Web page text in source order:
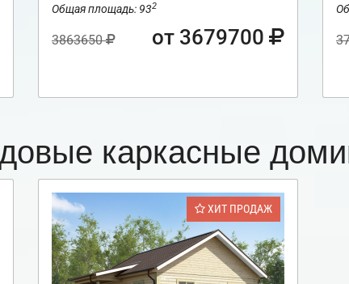
Общая площадь: 932
3863650 от 3679700
каркасные
ХИТ ПРОДАЖ